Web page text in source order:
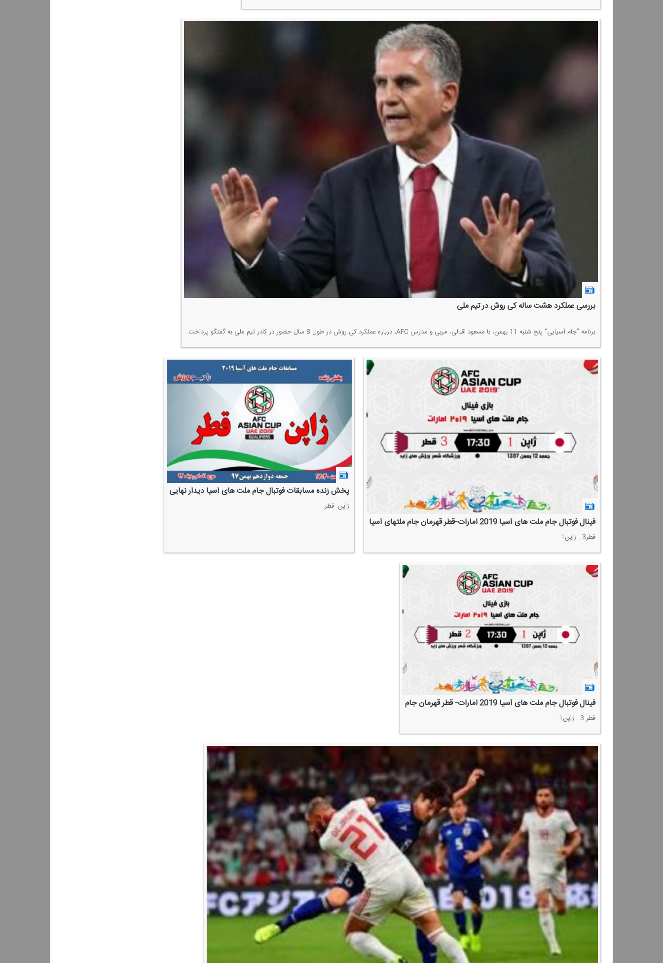
بررسی عملكرد هشت ساله كی روش در تیم ملی
برنامه "جام آسیایی" پنج شنبه 11 بهمن، با مسعود اقبالی، مربی و مدرس AFC، درباره عملكرد كی روش در طول 8 سال حضور در كادر تیم ملی به گفتگو پرداخت.
فینال فوتبال جام ملت های آسیا 2019 امارات-قطر قهرمان جام ملتهای آسیا
قطر3 - ژاپن1
پخش زنده مسابقات فوتبال جام ملت های آسیا دیدار نهایی
ژاپن- قطر
فینال فوتبال جام ملت های آسیا 2019 امارات- قطر قهرمان جام
قطر 3 - ژاپن1